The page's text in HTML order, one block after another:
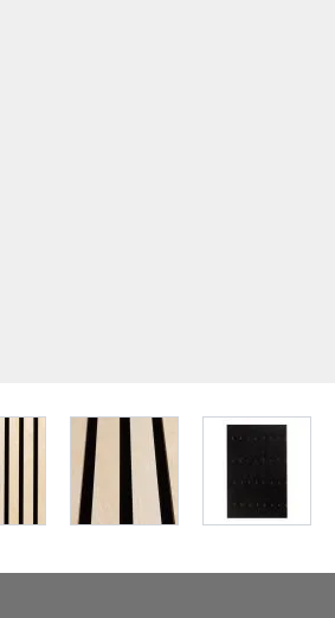
View larger imageView larger imageView